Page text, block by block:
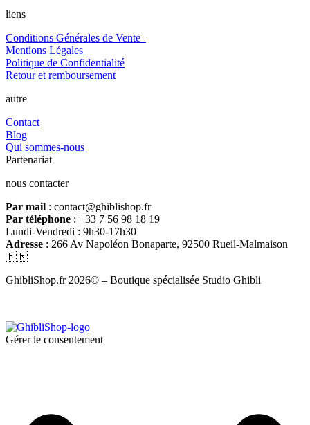
liens
Conditions Générales de Vente
Mentions Légales
Politique de Confidentialité
Retour et remboursement
autre
Contact
Blog
Qui sommes-nous
Partenariat
nous contacter
Par mail : contact@ghiblishop.fr
Par téléphone : +33 7 56 98 18 19
Lundi-Vendredi : 9h30-17h30
Adresse : 266 Av Napoléon Bonaparte, 92500 Rueil-Malmaison
🇫🇷
GhibliShop.fr 2026© – Boutique spécialisée Studio Ghibli
Gérer le consentement